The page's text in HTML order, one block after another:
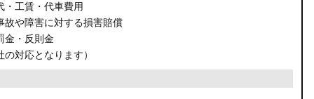
・工賃・代車費用
故や障害に対する損害賠償
金・反則金
対応となります）